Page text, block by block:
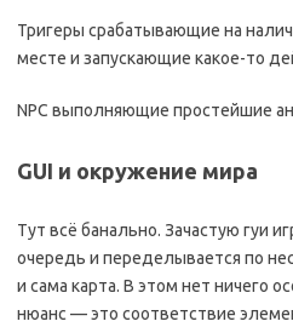
Тригеры срабатывающие на
месте и запускающие какое-то
NPC выполняющие простейшие
GUI и окружение мира
Тут всё банально. Зачастую гуи
очередь и переделывается по
и сама карта. В этом нет ничего
нюанс — это соответствие